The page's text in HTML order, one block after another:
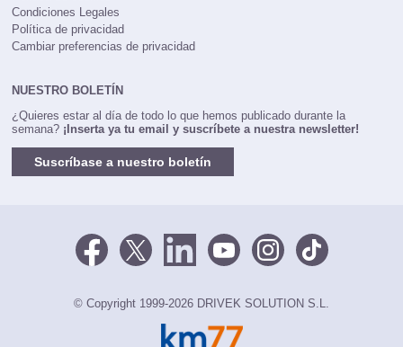
Condiciones Legales
Política de privacidad
Cambiar preferencias de privacidad
NUESTRO BOLETÍN
¿Quieres estar al día de todo lo que hemos publicado durante la
semana? ¡Inserta ya tu email y suscríbete a nuestra newsletter!
Suscríbase a nuestro boletín
© Copyright 1999-2026 DRIVEK SOLUTION S.L.